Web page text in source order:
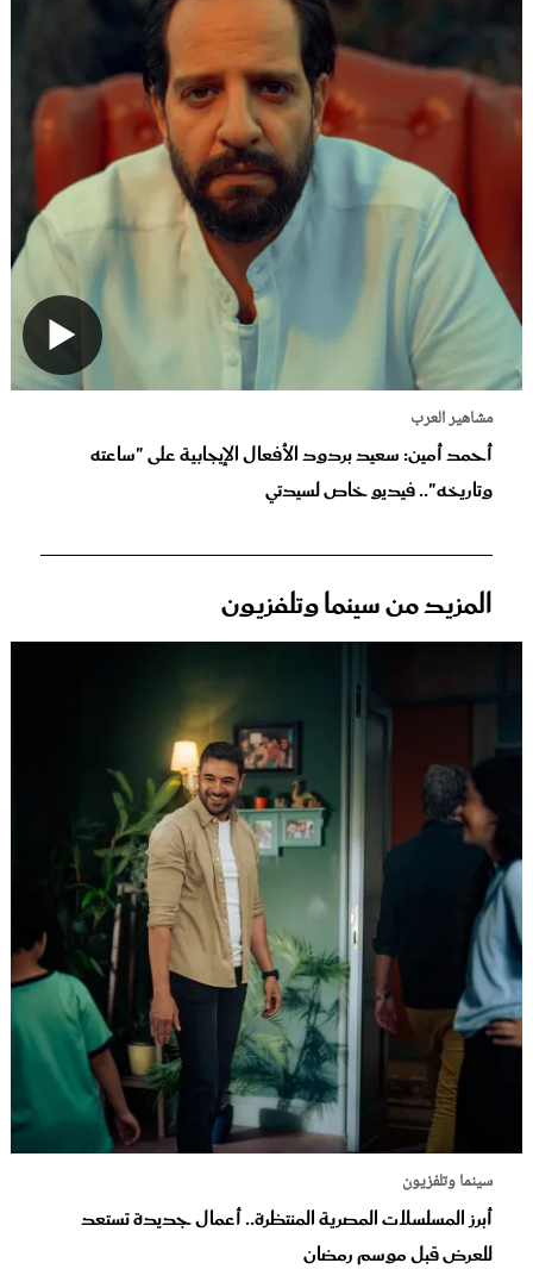
مشاهير العرب
أحمد أمين: سعيد بردود الأفعال الإيجابية على "ساعته
وتاريخه".. فيديو خاص لسيدتي
المزيد من سينما وتلفزيون
سينما وتلفزيون
أبرز المسلسلات المصرية المنتظرة.. أعمال جديدة تستعد
للعرض قبل موسم رمضان